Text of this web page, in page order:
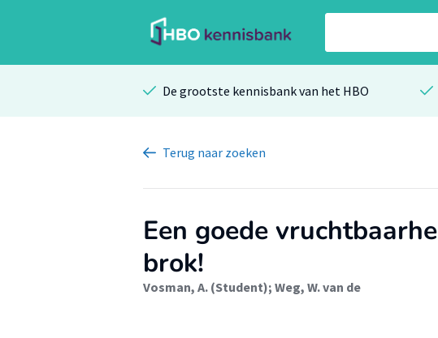
De grootste kennisbank van het HBO
Terug naar zoeken
Een goede
brok!
Vosman, A. (Student); Weg, W. van de